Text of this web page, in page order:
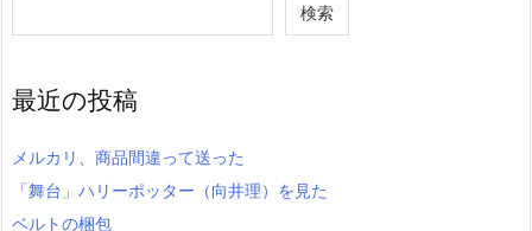
検索
最近の投稿
メルカリ、商品間違って送った
「舞台」ハリーポッター（向井理）を見た
ベルトの梱包